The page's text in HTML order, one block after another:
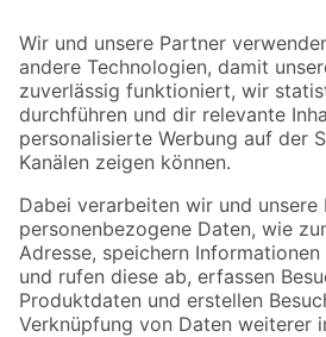
Der toom Newsletter: Keine Angebote und
Zur Newsletter Anmeldung
Folge uns
Zahlungsarten